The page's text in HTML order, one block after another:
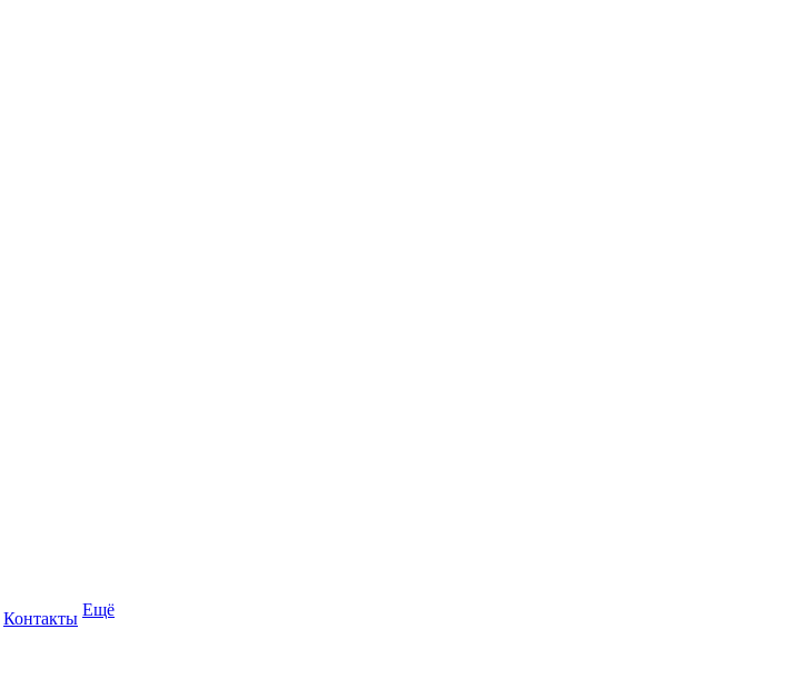
Контакты Ещё